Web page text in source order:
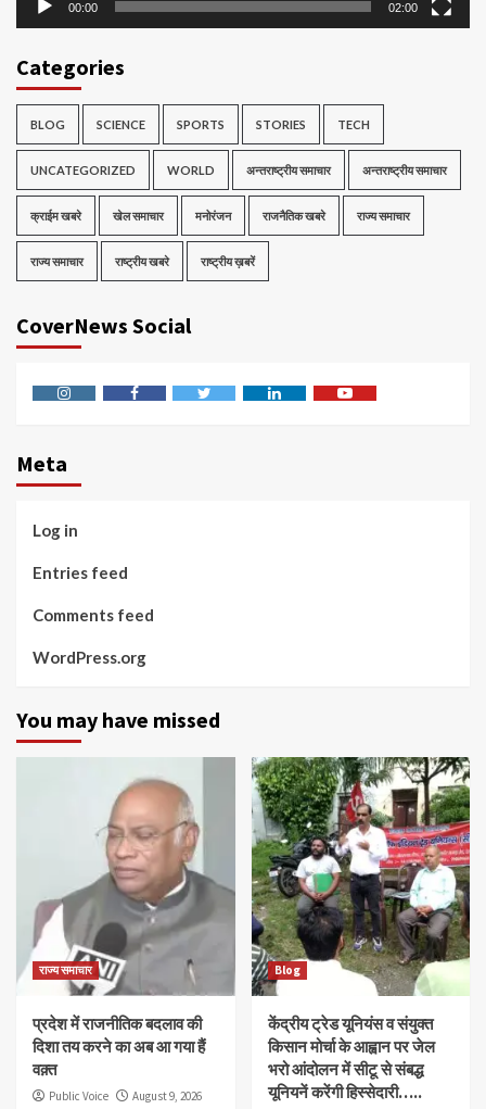
00:00 02:00
Categories
BLOG SCIENCE SPORTS STORIES TECH
UNCATEGORIZED WORLD अन्तराष्ट्रीय समाचार अन्तराष्ट्रीय समाचार
क्राईम खबरे खेल समाचार मनोरंजन राजनैतिक खबरे राज्य समाचार
राज्य समाचार राष्ट्रीय खबरे राष्ट्रीय ख़बरें
CoverNews Social
Meta
Log in
Entries feed
Comments feed
WordPress.org
You may have missed
राज्य समाचार
प्रदेश में राजनीतिक बदलाव की
दिशा तय करने का अब आ गया हैं
वक़्त
Public Voice August 9, 2026
Blog
केंद्रीय ट्रेड यूनियंस व संयुक्त
किसान मोर्चा के आह्वान पर जेल
भरो आंदोलन में सीटू से संबद्ध
यूनियनें करेंगी हिस्सेदारी…..